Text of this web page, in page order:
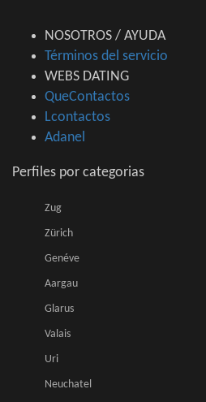
NOSOTROS / AYUDA
Términos del servicio
WEBS DATING
QueContactos
Lcontactos
Adanel
Perfiles por categorias
Zug
Zürich
Genéve
Aargau
Glarus
Valais
Uri
Neuchatel